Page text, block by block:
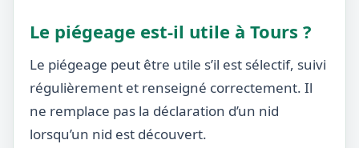
Le piégeage est-il utile à Tours ?
Le piégeage peut être utile s’il est sélectif, suivi
régulièrement et renseigné correctement. Il
ne remplace pas la déclaration d’un nid
lorsqu’un nid est découvert.